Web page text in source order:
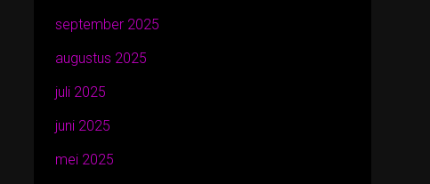
september 2025
augustus 2025
juli 2025
juni 2025
mei 2025